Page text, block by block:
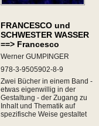
FRANCESCO und
SCHWESTER WASSER
==> Francesco
Werner GUMPINGER
978-3-9505902-8-9
Zwei Bücher in einem Band -
etwas eigenwillig in der
Gestaltung - der Zugang zu
Inhalt und Thematik auf
spezifische Weise gestaltet